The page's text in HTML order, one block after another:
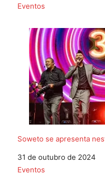
Em relação a
Eventos
Soweto se apresenta
Data
31 de outubro de 2024
Em relação a
Eventos